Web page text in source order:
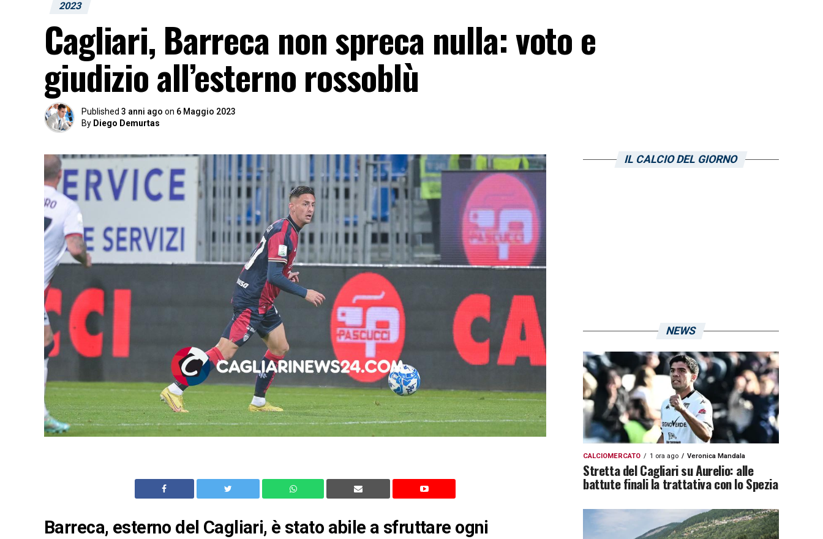
2023
Cagliari, Barreca non spreca nulla: voto e
giudizio all’esterno rossoblù
Published 3 anni ago on 6 Maggio 2023
By Diego Demurtas
Barreca, esterno del Cagliari, è stato abile a sfruttare ogni
IL CALCIO DEL GIORNO
NEWS
CALCIOMERCATO 1 ora ago Veronica Mandala
Stretta del Cagliari su Aurelio: alle
battute finali la trattativa con lo Spezia